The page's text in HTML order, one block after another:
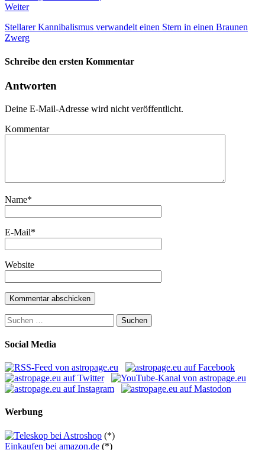
Weiter
Stellarer Kannibalismus verwandelt einen Stern in einen Braunen
Zwerg
Schreibe den ersten Kommentar
Antworten
Deine E-Mail-Adresse wird nicht veröffentlicht.
Kommentar
Name*
E-Mail*
Website
Suchen
nach:
Social Media
Werbung
(*)
Einkaufen bei amazon.de (*)